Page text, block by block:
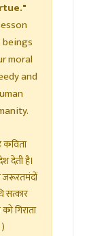
beings
moral
and
देती है।
जरूरतमंदों
सत्कार
गिराता